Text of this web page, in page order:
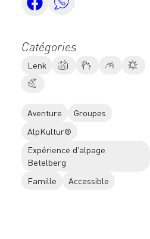
Catégories
Lenk
Aventure
Groupes
AlpKultur®
Expérience d'alpage
Betelberg
Famille
Accessible